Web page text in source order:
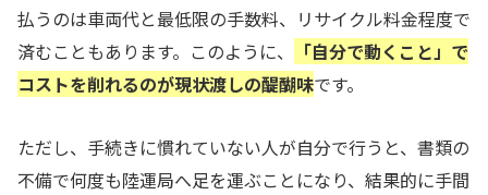
払うのは車両代と最低限の手数料、リサイクル料金程度で
済むこともあります。このように、
「自分で動くこと」で
コストを削れるのが現状渡しの醍醐味です。
ただし、手続きに慣れていない人が自分で行うと、書類の
不備で何度も陸運局へ足を運ぶことになり、結果的に手間